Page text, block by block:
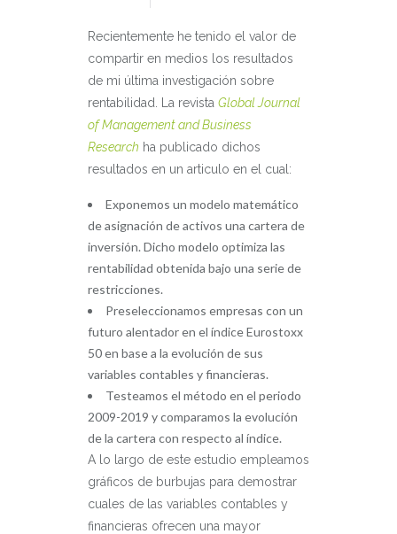
Recientemente he tenido el valor de
compartir en medios los resultados
de mi última investigación sobre
rentabilidad. La revista Global Journal
of Management and Business
Research ha publicado dichos
resultados en un articulo en el cual:
Exponemos un modelo matemático
de asignación de activos una cartera de
inversión. Dicho modelo optimiza las
rentabilidad obtenida bajo una serie de
restricciones.
Preseleccionamos empresas con un
futuro alentador en el índice Eurostoxx
50 en base a la evolución de sus
variables contables y financieras.
Testeamos el método en el periodo
2009-2019 y comparamos la evolución
de la cartera con respecto al índice.
A lo largo de este estudio empleamos
gráficos de burbujas para demostrar
cuales de las variables contables y
financieras ofrecen una mayor